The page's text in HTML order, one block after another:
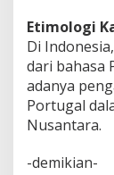
Etimologi
Di
dari bahasa
adanya
Portugal
Nusantara.
-demikian-